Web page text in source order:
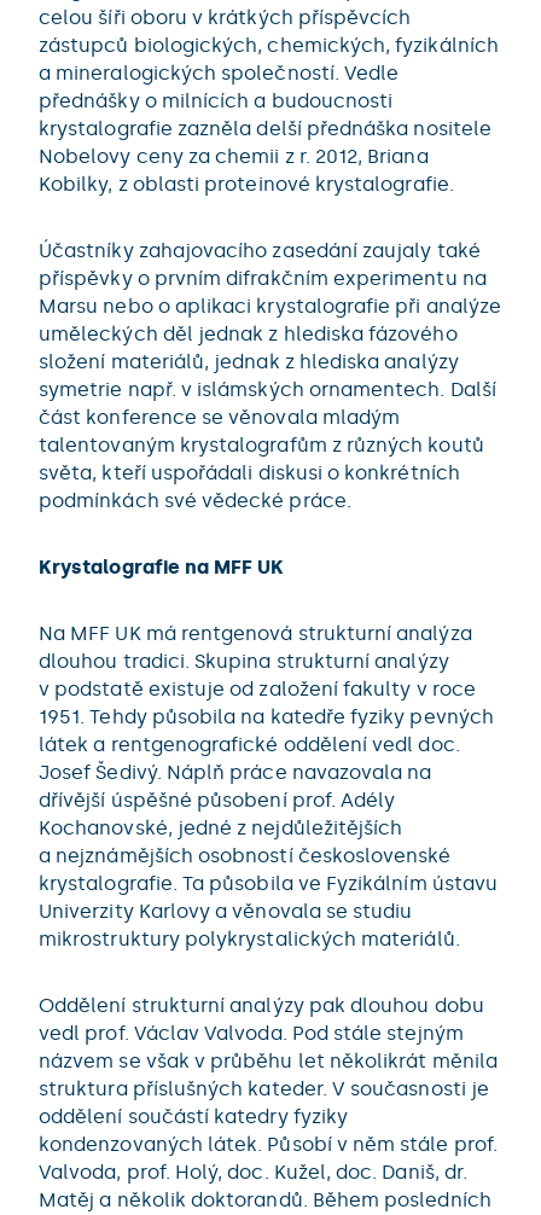
celou šíři oboru v krátkých příspěvcích
zástupců biologických, chemických, fyzikálních
a mineralogických společností. Vedle
přednášky o milnících a budoucnosti
krystalografie zazněla delší přednáška nositele
Nobelovy ceny za chemii z r. 2012, Briana
Kobilky, z oblasti proteinové krystalografie.
Účastníky zahajovacího zasedání zaujaly také
příspěvky o prvním difrakčním experimentu na
Marsu nebo o aplikaci krystalografie při analýze
uměleckých děl jednak z hlediska fázového
složení materiálů, jednak z hlediska analýzy
symetrie např. v islámských ornamentech. Další
část konference se věnovala mladým
talentovaným krystalografům z různých koutů
světa, kteří uspořádali diskusi o konkrétních
podmínkách své vědecké práce.
Krystalografie na MFF UK
Na MFF UK má rentgenová strukturní analýza
dlouhou tradici. Skupina strukturní analýzy
v podstatě existuje od založení fakulty v roce
1951. Tehdy působila na katedře fyziky pevných
látek a rentgenografické oddělení vedl doc.
Josef Šedivý. Náplň práce navazovala na
dřívější úspěšné působení prof. Adély
Kochanovské, jedné z nejdůležitějších
a nejznámějších osobností československé
krystalografie. Ta působila ve Fyzikálním ústavu
Univerzity Karlovy a věnovala se studiu
mikrostruktury polykrystalických materiálů.
Oddělení strukturní analýzy pak dlouhou dobu
vedl prof. Václav Valvoda. Pod stále stejným
názvem se však v průběhu let několikrát měnila
struktura příslušných kateder. V současnosti je
oddělení součástí katedry fyziky
kondenzovaných látek. Působí v něm stále prof.
Valvoda, prof. Holý, doc. Kužel, doc. Daniš, dr.
Matěj a několik doktorandů. Během posledních